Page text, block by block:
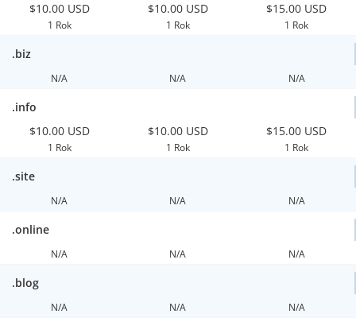
$10.00 USD
1 Rok
$10.00 USD
1 Rok
$15.00 USD
1 Rok
.biz
N/A N/A N/A
.info
$10.00 USD
1 Rok
$10.00 USD
1 Rok
$15.00 USD
1 Rok
.site
N/A N/A N/A
.online
N/A N/A N/A
.blog
N/A N/A N/A